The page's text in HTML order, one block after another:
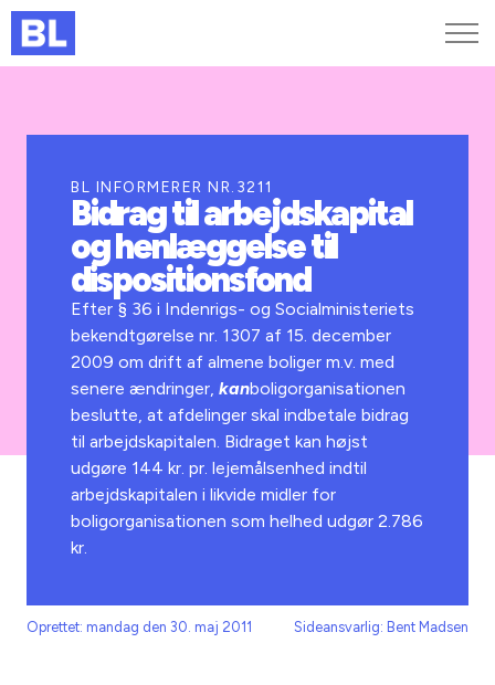
Kurser og arrangementer
Jobportalen
BL INFORMERER NR.3211
Bidrag til arbejdskapital
og henlæggelse til
dispositionsfond
Efter § 36 i Indenrigs- og Socialministeriets
bekendtgørelse nr. 1307 af 15. december
2009 om drift af almene boliger m.v. med
senere ændringer,kanboligorganisationen
beslutte, at afdelinger skal indbetale bidrag
til arbejdskapitalen. Bidraget kan højst
udgøre 144 kr. pr. lejemålsenhed indtil
arbejdskapitalen i likvide midler for
boligorganisationen som helhed udgør 2.786
kr.
Oprettet: mandag den 30. maj 2011 Sideansvarlig: Bent Madsen